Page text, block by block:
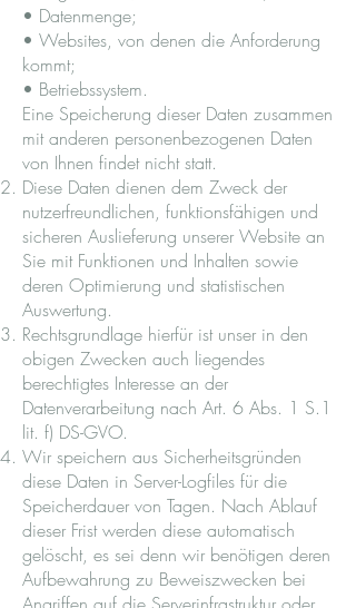
• Datenmenge;
• Websites, von denen die Anforderung
kommt;
• Betriebssystem.
Eine Speicherung dieser Daten zusammen
mit anderen personenbezogenen Daten
von Ihnen findet nicht statt.
Diese Daten dienen dem Zweck der
nutzerfreundlichen, funktionsfähigen und
sicheren Auslieferung unserer Website an
Sie mit Funktionen und Inhalten sowie
deren Optimierung und statistischen
Auswertung.
Rechtsgrundlage hierfür ist unser in den
obigen Zwecken auch liegendes
berechtigtes Interesse an der
Datenverarbeitung nach Art. 6 Abs. 1 S.1
lit. f) DS-GVO.
Wir speichern aus Sicherheitsgründen
diese Daten in Server-Logfiles für die
Speicherdauer von Tagen. Nach Ablauf
dieser Frist werden diese automatisch
gelöscht, es sei denn wir benötigen deren
Aufbewahrung zu Beweiszwecken bei